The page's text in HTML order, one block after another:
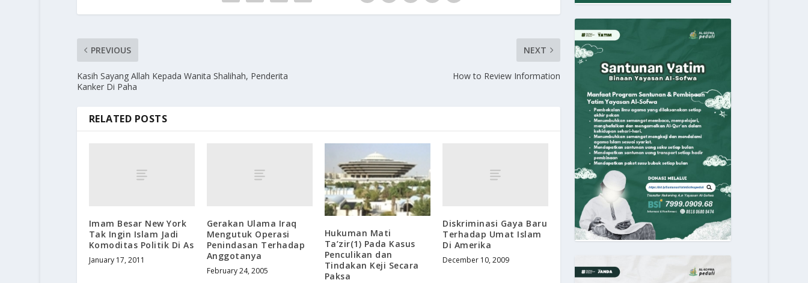
PREVIOUS
Kasih Sayang Allah Kepada Wanita Shalihah, Penderita
Kanker Di Paha
NEXT
How to Review Information
RELATED POSTS
Imam Besar New York
Tak Ingin Islam Jadi
Komoditas Politik Di As
January 17, 2011
Gerakan Ulama Iraq
Mengutuk Operasi
Penindasan Terhadap
Anggotanya
February 24, 2005
Hukuman Mati
Ta’zir(1) Pada Kasus
Penculikan dan
Tindakan Keji Secara
Paksa
Diskriminasi Gaya Baru
Terhadap Umat Islam
Di Amerika
December 10, 2009